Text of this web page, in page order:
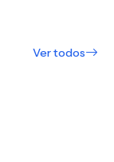
Ver todos